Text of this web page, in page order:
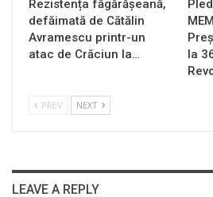
Rezistența făgărășeană,
defăimată de Cătălin
Avramescu printr-un
atac de Crăciun la…
la
PREV NEXT
LEAVE A REPLY